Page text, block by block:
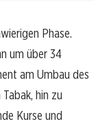
Phase.
um über 34
am Umbau des
hin zu
Kurse und